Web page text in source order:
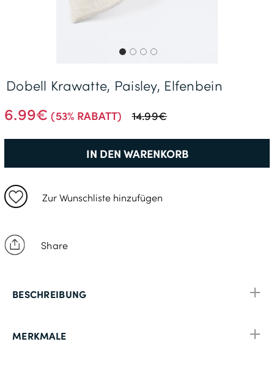
6.99€ (53% RABATT) 14.99€
IN DEN WARENKORB
Zur Wunschliste hinzufügen
Share
Dobell Krawatte, Paisley, Elfenbein
MERKMALE
BESCHREIBUNG